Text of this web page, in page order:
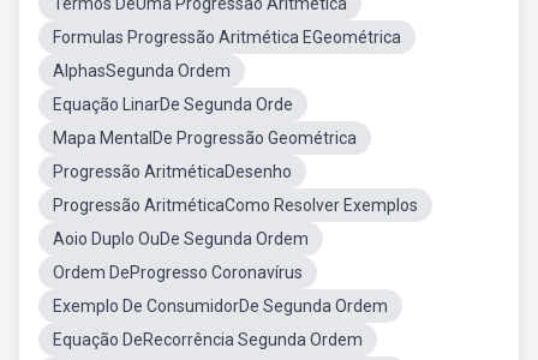
Formulas Progressão Aritmética EGeométrica
AlphasSegunda Ordem
Equação LinarDe Segunda Orde
Mapa MentalDe Progressão Geométrica
Progressão AritméticaDesenho
Progressão AritméticaComo Resolver Exemplos
Aoio Duplo OuDe Segunda Ordem
Ordem DeProgresso Coronavírus
Exemplo De ConsumidorDe Segunda Ordem
Equação DeRecorrência Segunda Ordem